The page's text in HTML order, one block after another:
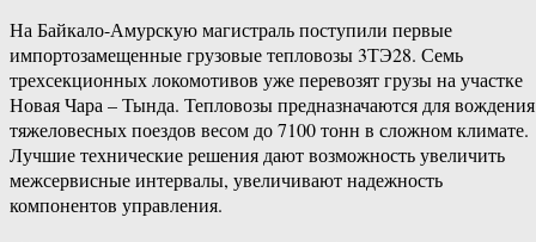
На Байкало-Амурскую магистраль поступили первые
импортозамещенные грузовые тепловозы 3ТЭ28. Семь
трехсекционных локомотивов уже перевозят грузы на участке
Новая Чара – Тында. Тепловозы предназначаются для вождения
тяжеловесных поездов весом до 7100 тонн в сложном климате.
Лучшие технические решения дают возможность увеличить
межсервисные интервалы, увеличивают надежность
компонентов управления.